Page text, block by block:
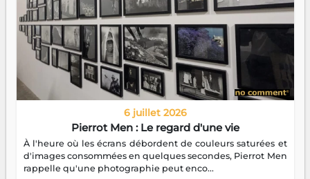
6 juillet 2026
Pierrot Men : Le regard d'une vie
À l'heure où les écrans débordent de couleurs saturées et
d'images consommées en quelques secondes, Pierrot Men
rappelle qu'une photographie peut enco...